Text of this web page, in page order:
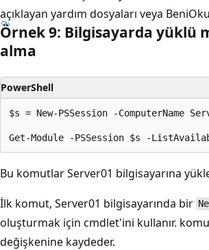
açıklayan yardım dosyaları veya
Örnek 9: Bilgisayarda yüklü
alma
PowerShell
$s = New-PSSession -ComputerName
Bu komutlar Server01 bilgisayarına
İlk komut, Server01 bilgisayarında bir
oluşturmak için cmdlet'ini kullanır.
değişkenine kaydeder.